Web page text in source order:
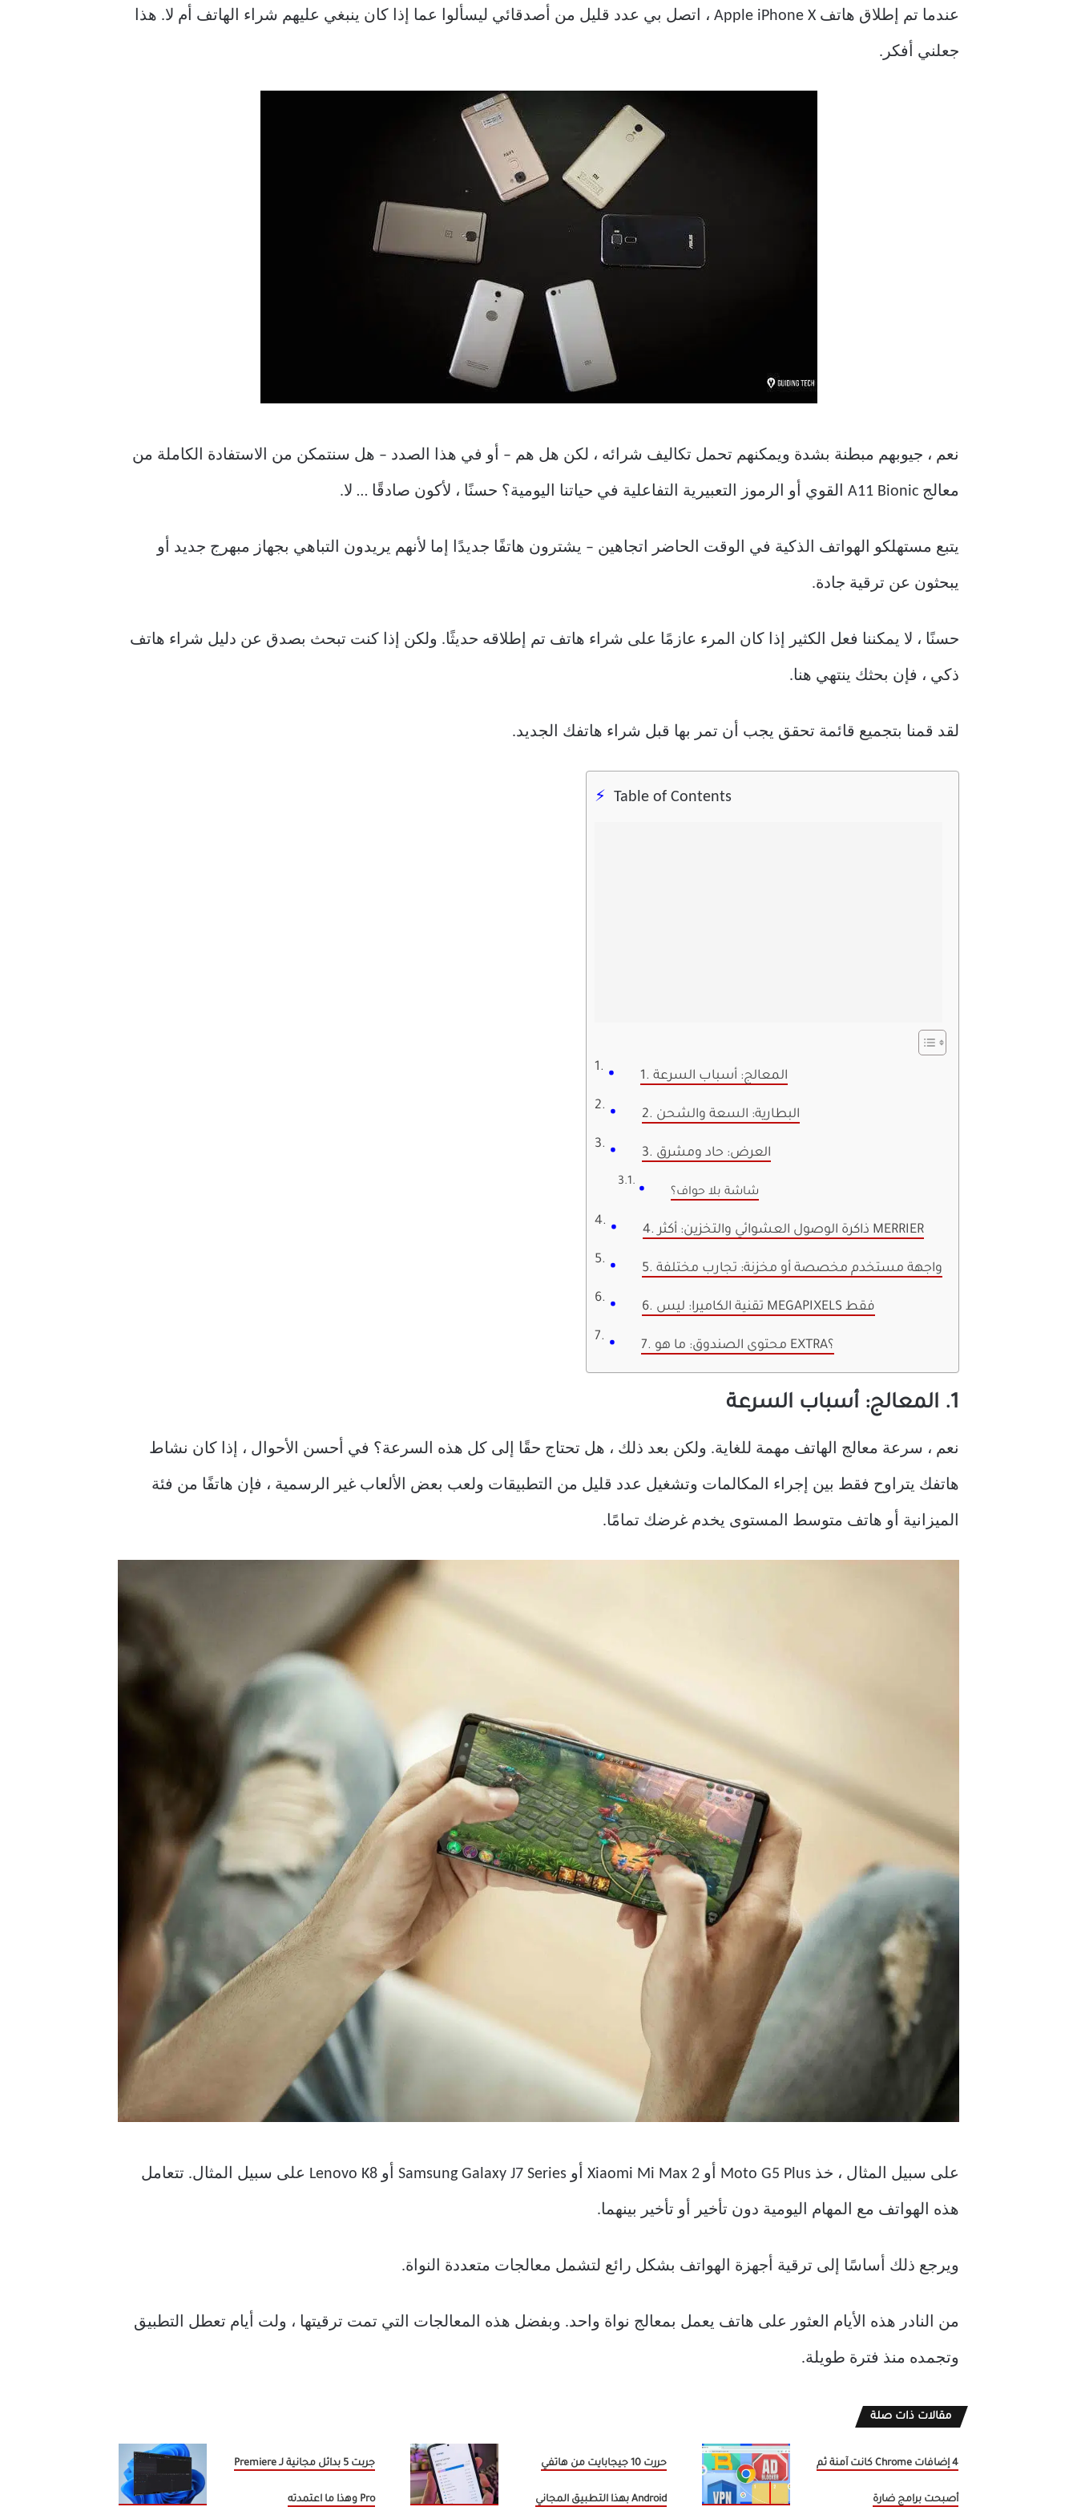
عندما تم إطلاق هاتف Apple iPhone X ، اتصل بي عدد قليل من أصدقائي ليسألوا عما إذا كان ينبغي عليهم شراء الهاتف أم لا. هذا
جعلني أفكر.
نعم ، جيوبهم مبطنة بشدة ويمكنهم تحمل تكاليف شرائه ، لكن هل هم – أو في هذا الصدد – هل سنتمكن من الاستفادة الكاملة من
معالج A11 Bionic القوي أو الرموز التعبيرية التفاعلية في حياتنا اليومية؟ حسنًا ، لأكون صادقًا … لا.
يتبع مستهلكو الهواتف الذكية في الوقت الحاضر اتجاهين – يشترون هاتفًا جديدًا إما لأنهم يريدون التباهي بجهاز مبهرج جديد أو
يبحثون عن ترقية جادة.
حسنًا ، لا يمكننا فعل الكثير إذا كان المرء عازمًا على شراء هاتف تم إطلاقه حديثًا. ولكن إذا كنت تبحث بصدق عن دليل شراء هاتف
ذكي ، فإن بحثك ينتهي هنا.
لقد قمنا بتجميع قائمة تحقق يجب أن تمر بها قبل شراء هاتفك الجديد.
Table of Contents
1. المعالج: أسباب السرعة
2. البطارية: السعة والشحن
3. العرض: حاد ومشرق
شاشة بلا حواف؟
4. ذاكرة الوصول العشوائي والتخزين: أكثر MERRIER
5. واجهة مستخدم مخصصة أو مخزنة: تجارب مختلفة
6. تقنية الكاميرا: ليس MEGAPIXELS فقط
7. محتوى الصندوق: ما هو EXTRA؟
1. المعالج: أسباب السرعة
نعم ، سرعة معالج الهاتف مهمة للغاية. ولكن بعد ذلك ، هل تحتاج حقًا إلى كل هذه السرعة؟ في أحسن الأحوال ، إذا كان نشاط
هاتفك يتراوح فقط بين إجراء المكالمات وتشغيل عدد قليل من التطبيقات ولعب بعض الألعاب غير الرسمية ، فإن هاتفًا من فئة
الميزانية أو هاتف متوسط المستوى يخدم غرضك تمامًا.
على سبيل المثال ، خذ Moto G5 Plus أو Xiaomi Mi Max 2 أو Samsung Galaxy J7 Series أو Lenovo K8 على سبيل المثال. تتعامل
هذه الهواتف مع المهام اليومية دون تأخير أو تأخير بينهما.
ويرجع ذلك أساسًا إلى ترقية أجهزة الهواتف بشكل رائع لتشمل معالجات متعددة النواة.
من النادر هذه الأيام العثور على هاتف يعمل بمعالج نواة واحد. وبفضل هذه المعالجات التي تمت ترقيتها ، ولت أيام تعطل التطبيق
وتجمده منذ فترة طويلة.
مقالات ذات صلة
جربت 5 بدائل مجانية لـ Premiere
Pro وهذا ما اعتمدته
حررت 10 جيجابايت من هاتفي
Android بهذا التطبيق المجاني
4 إضافات Chrome كانت آمنة ثم
أصبحت برامج ضارة